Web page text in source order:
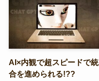
AI×内観で超スピードで統
合を進められる!??